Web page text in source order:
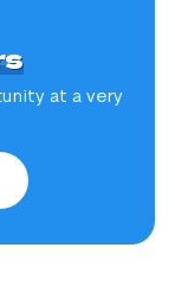
at a very